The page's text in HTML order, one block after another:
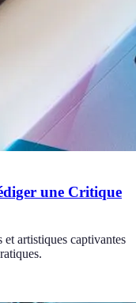
une Critique
artistiques captivantes